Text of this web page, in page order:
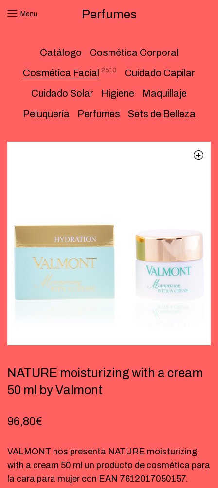
Menu Perfumes
Catálogo
Cosmética Corporal
Cosmética Facial 2513
Cuidado Capilar
Cuidado Solar
Higiene
Maquillaje
Peluquería
Perfumes Sets de Belleza
NATURE moisturizing with a cream
50 ml by Valmont
96,80€
VALMONT nos presenta NATURE moisturizing
with a cream 50 ml un producto de cosmética para
la cara para mujer con EAN 7612017050157.